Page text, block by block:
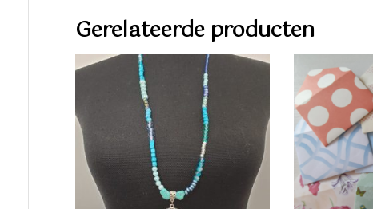
Gerelateerde producten